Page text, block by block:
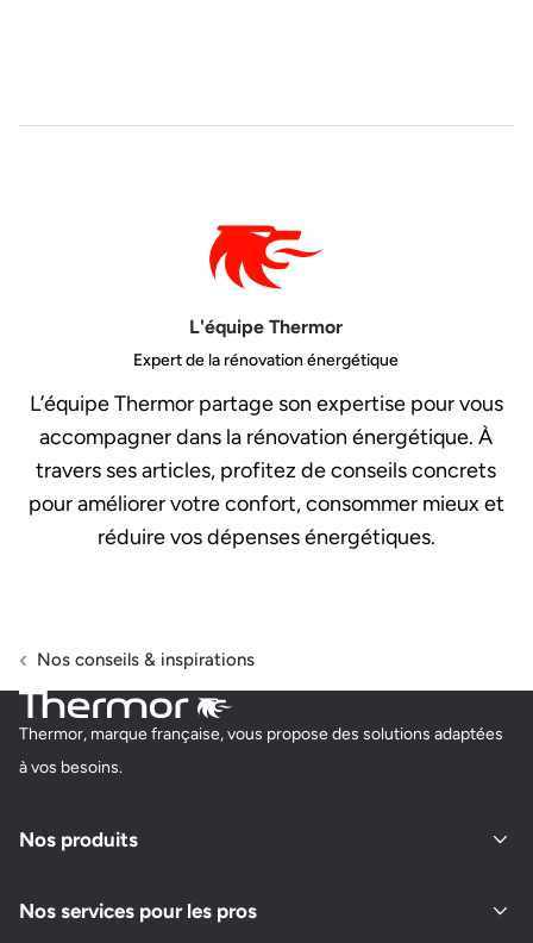
L'équipe Thermor
Expert de la rénovation énergétique
L’équipe Thermor partage son expertise pour vous
accompagner dans la rénovation énergétique. À
travers ses articles, profitez de conseils concrets
pour améliorer votre confort, consommer mieux et
réduire vos dépenses énergétiques.
Nos conseils & inspirations
Thermor, marque française, vous propose des solutions adaptées
à vos besoins.
Nos produits
Nos services pour les pros